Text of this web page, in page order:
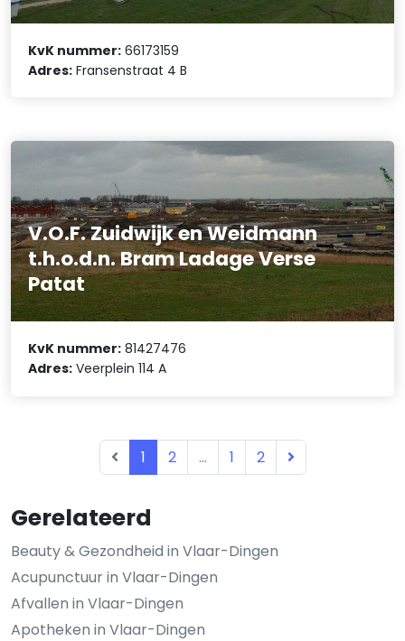
Gerelateerd
Beauty & Gezondheid in Vlaar-Dingen
Acupunctuur in Vlaar-Dingen
Afvallen in Vlaar-Dingen
Apotheken in Vlaar-Dingen
KvK nummer: 66173159
Adres: Fransenstraat 4 B
V.O.F. Zuidwijk en Weidmann
t.h.o.d.n. Bram Ladage Verse
Patat
KvK nummer: 81427476
Adres: Veerplein 114 A
1 2 ... 1 2